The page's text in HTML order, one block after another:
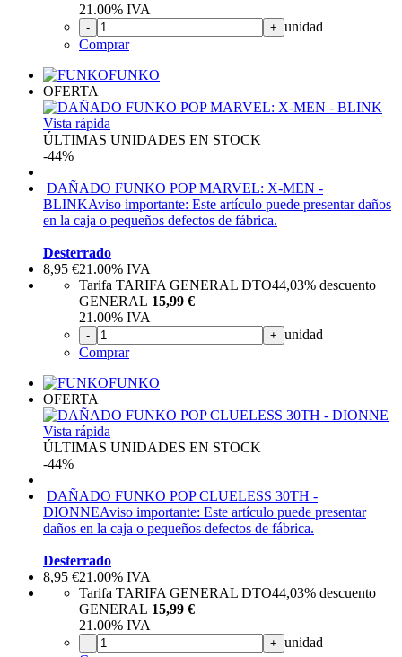
21.00% IVA
- + unidad
Comprar
FUNKO
OFERTA
Vista rápida
ÚLTIMAS UNIDADES EN STOCK
-44%
DAÑADO FUNKO POP MARVEL: X-MEN -
BLINKAviso importante: Este artículo puede presentar daños
en la caja o pequeños defectos de fábrica.
Desterrado
8,95 €21.00% IVA
Tarifa TARIFA GENERAL DTO44,03% descuento
GENERAL 15,99 €
21.00% IVA
- + unidad
Comprar
FUNKO
OFERTA
Vista rápida
ÚLTIMAS UNIDADES EN STOCK
-44%
DAÑADO FUNKO POP CLUELESS 30TH -
DIONNEAviso importante: Este artículo puede presentar
daños en la caja o pequeños defectos de fábrica.
Desterrado
8,95 €21.00% IVA
Tarifa TARIFA GENERAL DTO44,03% descuento
GENERAL 15,99 €
21.00% IVA
- + unidad